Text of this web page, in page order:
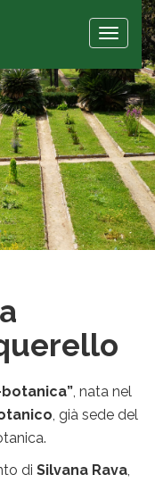
Toggle
, nata nel
, già sede del
di Silvana Rava,